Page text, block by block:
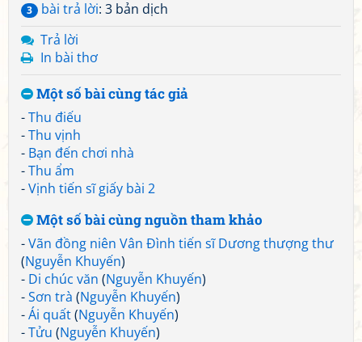
3 bài trả lời: 3 bản dịch
Trả lời
In bài thơ
Một số bài cùng tác giả
-Thu điếu
-Thu vịnh
- Bạn đến chơi nhà
-Thu ẩm
-Vịnh tiến sĩ giấy bài 2
Một số bài cùng nguồn tham khảo
-Vãn đồng niên Vân Đình tiến sĩ Dương thượng thư
(Nguyễn Khuyến)
- Di chúc văn (Nguyễn Khuyến)
-Sơn trà (Nguyễn Khuyến)
-Ái quất(Nguyễn Khuyến)
-Tửu (Nguyễn Khuyến)